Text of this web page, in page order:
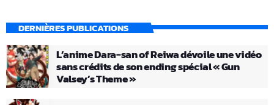
DERNIÈRES PUBLICATIONS
L’anime Dara-san of Reiwa dévoile une vidéo
sans crédits de son ending spécial « Gun
Valsey’s Theme »